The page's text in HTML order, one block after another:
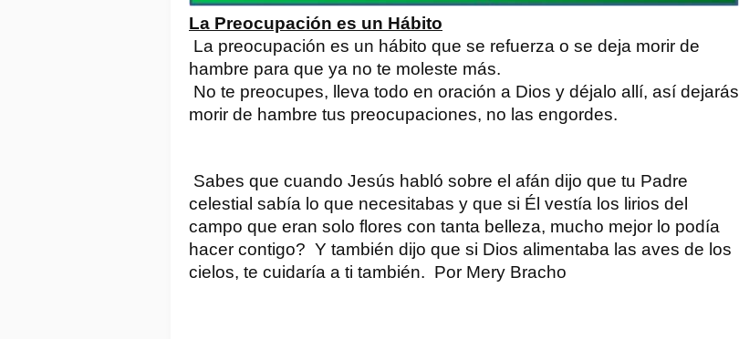
La Preocupación es un Hábito
La preocupación es un hábito que se refuerza o se deja morir de
hambre para que ya no te moleste más.
No te preocupes, lleva todo en oración a Dios y déjalo allí, así dejarás
morir de hambre tus preocupaciones, no las engordes.
Sabes que cuando Jesús habló sobre el afán dijo que tu Padre
celestial sabía lo que necesitabas y que si Él vestía los lirios del
campo que eran solo flores con tanta belleza, mucho mejor lo podía
hacer contigo? Y también dijo que si Dios alimentaba las aves de los
cielos, te cuidaría a ti también. Por Mery Bracho